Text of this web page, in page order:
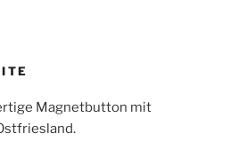
Magnetbutton mit